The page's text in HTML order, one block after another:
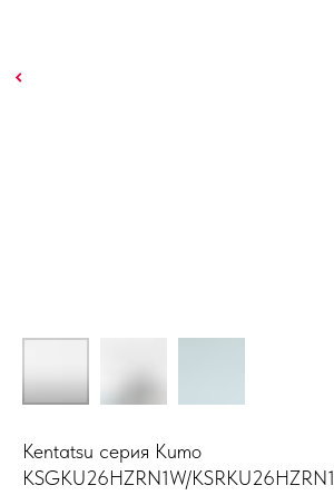
Kentatsu серия Kumo
KSGKU26HZRN1W/KSRKU26HZRN1